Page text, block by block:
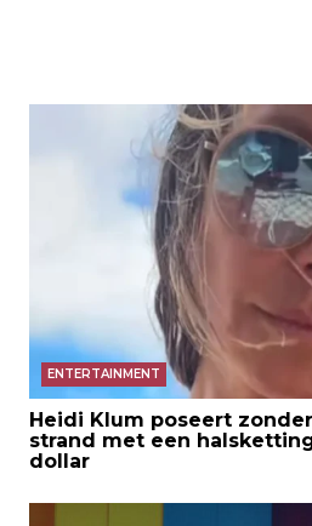
ENTERTAINMENT
Heidi Klum poseert
strand met een
dollar